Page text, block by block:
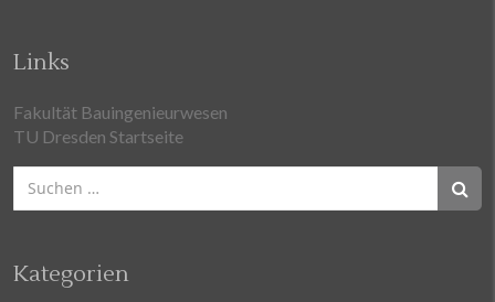
Links
Fakultät Bauingenieurwesen
TU Dresden Startseite
nach:
Kategorien